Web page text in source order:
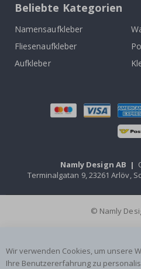
Beliebte Kategorien
Namensaufkleber
Fliesenaufkleber
Aufkleber
Namly Design AB |
Terminalgatan 9, 23261 Arlöv,
© Namly
Wir verwenden Cookies, um unsere
Ihre Benutzererfahrung zu